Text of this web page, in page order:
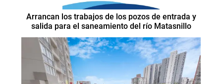
Arrancan los trabajos de los pozos de entrada y
salida para el saneamiento del río Matasnillo